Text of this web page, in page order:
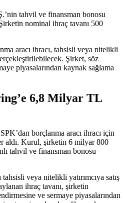
tahvil ve finansman bonosu
nominal ihraç tavanı 500
aracı ihracı, tahsisli veya nitelikli
Şirket, söz
piyasalarından kaynak sağlama
6,8 Milyar TL
borçlanma aracı ihracı için
aldı. Kurul, şirketin 6 milyar 800
tahvil ve finansman bonosu
veya nitelikli yatırımcıya satış
ihraç tavanı, şirketin
ve sermaye piyasalarından